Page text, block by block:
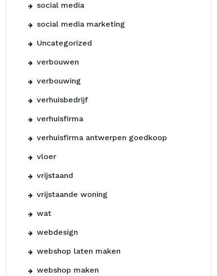
social media
social media marketing
Uncategorized
verbouwen
verbouwing
verhuisbedrijf
verhuisfirma
verhuisfirma antwerpen goedkoop
vloer
vrijstaand
vrijstaande woning
wat
webdesign
webshop laten maken
webshop maken